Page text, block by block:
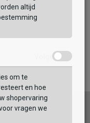
Volgende
Pinterest
altijd
om te
en hoe
shopervaring
vragen we